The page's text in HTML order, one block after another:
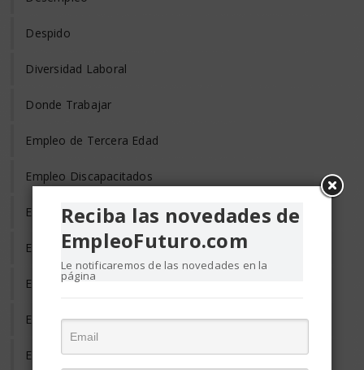
Despido
Diversidad Laboral
Donde Trabajar
Empleo de Tercera Edad
Empleo Discapacitados
Empleo en el Mundo
Empleo Freelance
Empleo Informal
Empleo Temporal
Emprendedores
Reciba las novedades de
EmpleoFuturo.com
Le notificaremos de las novedades en la
página